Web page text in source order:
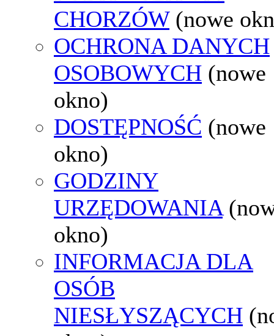
CHORZÓW (nowe
OCHRONA DANYCH
OSOBOWYCH (nowe
okno)
DOSTĘPNOŚĆ (nowe
okno)
GODZINY
URZĘDOWANIA
okno)
INFORMACJA DLA
OSÓB
NIESŁYSZĄCYCH